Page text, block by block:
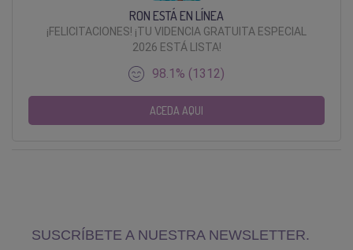
RON ESTÁ EN LÍNEA
¡FELICITACIONES! ¡TU VIDENCIA GRATUITA ESPECIAL
2026 ESTÁ LISTA!
98.1% (1312)
ACEDA AQUI